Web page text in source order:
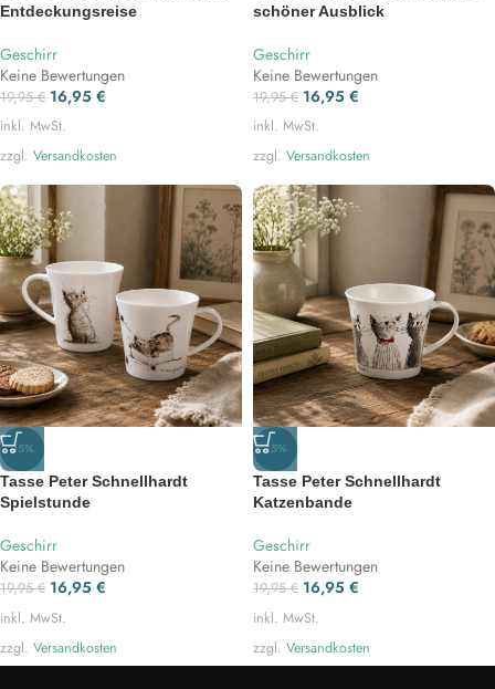
Entdeckungsreise
Geschirr
Keine Bewertungen
19,95€ 16,95 €
inkl. MwSt.
zzgl. Versandkosten
schöner Ausblick
Geschirr
Keine Bewertungen
19,95€ 16,95 €
inkl. MwSt.
zzgl. Versandkosten
-15%
Tasse Peter Schnellhardt
Spielstunde
Geschirr
Keine Bewertungen
19,95€ 16,95 €
inkl. MwSt.
zzgl. Versandkosten
-15%
Tasse Peter Schnellhardt
Katzenbande
Geschirr
Keine Bewertungen
19,95€ 16,95 €
inkl. MwSt.
zzgl. Versandkosten